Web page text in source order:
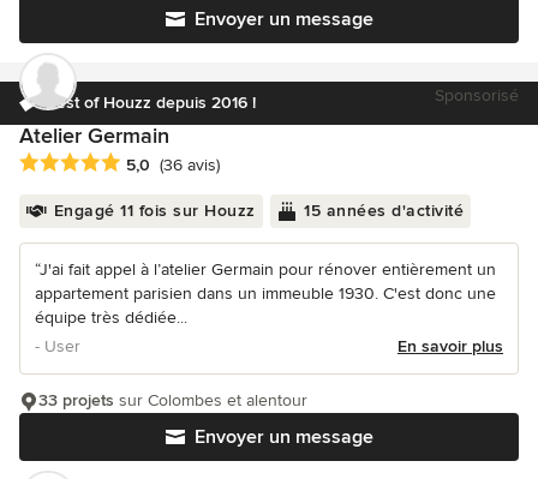
Envoyer un message
Best of Houzz depuis 2016 ! Sponsorisé
Atelier Germain
Note moyenne : 5 étoiles sur 5
5,0 (36 avis)
Engagé 11 fois sur Houzz 15 années d'activité
“J'ai fait appel à l’atelier Germain pour rénover entièrement un
appartement parisien dans un immeuble 1930. C'est donc une
équipe très dédiée...
- User
En savoir plus
Envoyer un message
33 projets sur Colombes et alentour